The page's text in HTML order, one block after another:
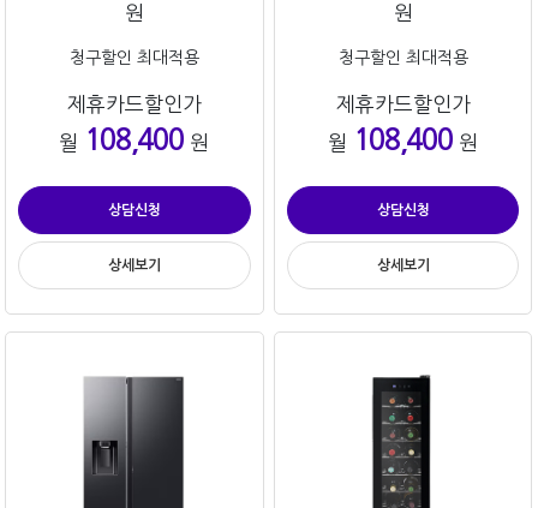
원
청구할인 최대적용
제휴카드할인가
월 108,400 원
상담신청
상세보기
원
청구할인 최대적용
제휴카드할인가
월 108,400 원
상담신청
상세보기